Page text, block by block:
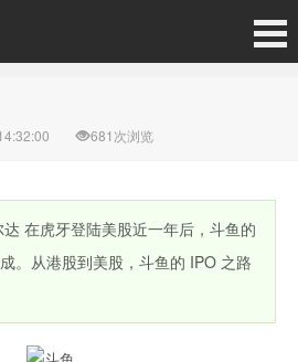
681次浏览
在虎牙登陆美股近一年后，斗鱼的
。从港股到美股，斗鱼的 IPO 之路